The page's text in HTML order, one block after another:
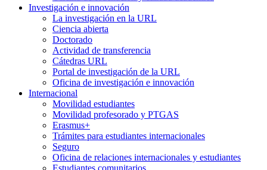
Investigación e innovación
La investigación en la URL
Ciencia abierta
Doctorado
Actividad de transferencia
Cátedras URL
Portal de investigación de la URL
Oficina de investigación e innovación
Internacional
Movilidad estudiantes
Movilidad profesorado y PTGAS
Erasmus+
Trámites para estudiantes internacionales
Seguro
Oficina de relaciones internacionales y estudiantes
Estudiantes comunitarios